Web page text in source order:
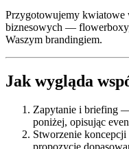
Przygotowujemy kwiatowe
biznesowych —
Waszym brandingiem.
Jak wygląda
Zapytanie i briefing
poniżej, opisując
Stworzenie